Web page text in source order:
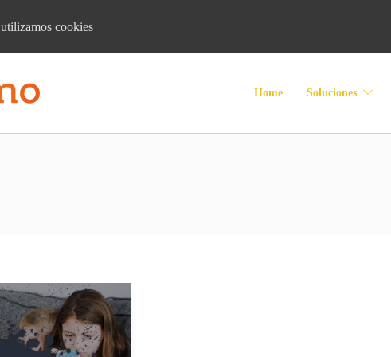
utilizamos cookies
Home Soluciones